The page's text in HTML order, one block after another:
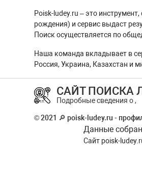
Poisk-ludey.ru – это
рождения) и сервис выдаст
Поиск осуществляется по
Наша команда вкладывает в
Россия, Украина, Казахстан и
САЙТ ПОИСКА
Подробные сведения о ,
© 2021 🔎 poisk-ludey.ru -
Данные
Сайт poisk-